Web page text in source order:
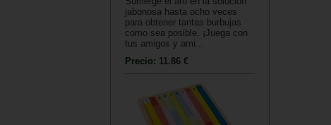
jabonosa hasta ocho veces
para obtener tantas burbujas
como sea posible. ¡Juega con
tus amigos y ami...
Precio: 11.86 €